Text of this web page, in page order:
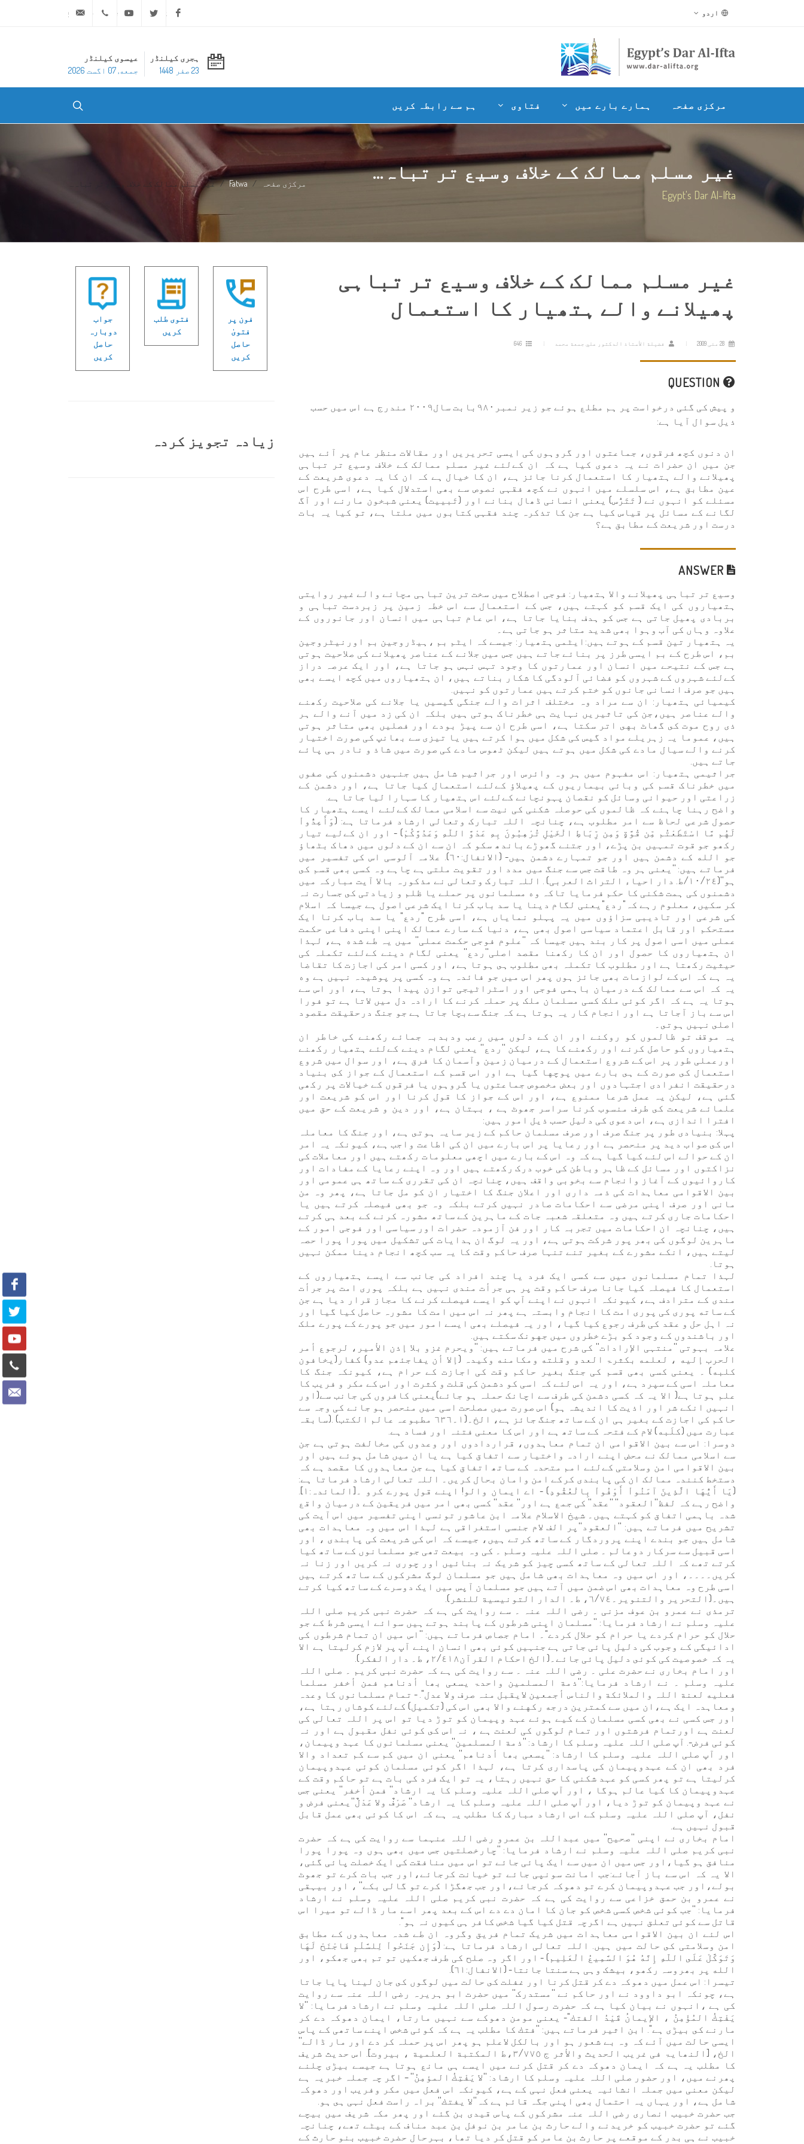
اردو Facebook
Twitter
Youtube
ہجری کیلنڈر
23 صفر 1448
عیسوی کیلنڈر
جمعه, 07 اگست 2026
مرکزی صفحہ ہمارے بارے میں فتاوی ہم سے رابطہ کریں
غیر مسلم ممالک کے خلاف وسیع تر تباہ...
Egypt's Dar Al-Ifta
مرکزی صفحہ Fatwa غیر مسلم ممالک کے خلاف وسیع تر تباہ...
غیر مسلم ممالک کے خلاف وسیع تر تباہی
پھیلانے والے ہتھیار کا استعمال
فضيلة الأستاذ الدكتور علي جمعة محمد 646
و پیش کی گئی درخواست پر ہم مطلع ہوئے جو زیر نمبر٩٨٠بابت سال٢٠٠٩ مندرج ہے اس میں حسب
ذیل سوال آیا ہے:
ان دنوں کچھ فرقوں، جماعتوں اور گروہوں کی ایسی تحریریں اور مقالات منظر عام پر آئے ہیں
جن میں ان حضرات نے یہ دعوی کیا ہے کہ ان كےلئے غیر مسلم ممالک کے خلاف وسیع تر تباہی
پھیلانے والے ہتھیار کا استعمال كرنا جائز ہے، ان کا خیال ہے کہ ان کا یہ دعوی شریعت کے
عین مطابق ہے، اس سلسلے میں انہوں نے کچھ فقہی نصوص سے بھی استدلال کیا ہے، اسی طرح اس
مسئلے کو انہوں نے ( تَتَرُّس) یعنی انسانی ڈھال بنانے اور (تَبییت) یعنی شبخون مارنے اور آگ
لگانے کے مسائل پر قیاس کیا ہے جن کا تذکرہ چند فقہی کتابوں میں ملتا ہے، تو کیا یہ بات
درست اور شریعت کے مطابق ہے؟
وسیع تر تباہی پھیلانے والا ہتھیار: فوجی اصطلاح میں سخت ترین تباہی مچانے والے غیر روایتی
ہتھیاروں کی ایک قسم کو کہتے ہیں، جس کے استعمال سے اس خطہ زمین پر زبردست تباہی و
بربادی پھیل جاتی ہے جس كو ہدف بنايا جاتا ہے، اس عام تباہی میں انسان اور جانوروں کے
علاوہ وہاں کی آب وہوا بھی شدید متاثر ہو جاتی ہے۔
یہ ہتھیار تین قسم کے ہوتے ہیں:ایٹمی ہتھیار: جیسے كہ ایٹم بم ،ہیڈروجین بم اورنیٹروجین
بم، اس طرح کے بم ایسی طرز پر بنائے جاتے ہیں جس میں جلانے کے عناصر پھیلانے کی صلاحیت ہوتی
ہے جس کے نتيحے ميں انسان اور عمارتوں کا وجود تہس نہس ہو جاتا ہے، اور ایک عرصہ دراز
کےلئے شہروں کے شہروں كو فضائی آلودگی کا شکار بناتے ہیں، ان ہتھیاروں میں كچه ایسے بھی
ہيں جو صرف انسانی جانوں كو ختم كرتے ہيں عمارتوں کو نہيں.
کیمیائی ہتھیار: ان سے مراد وہ مختلف اثرات والے جنگی گیسیں یا جلانے کی صلاحیت رکھنے
والے عناصر ہیں،جن کی تاثیریں نہایت ہی خطرناک ہوتی ہیں بلکہ ان کی زد میں آنے والے ہر
ذی روح موت کى گھاٹ بهى اتر سكتا ہے، اسی طرح ان سے پیڑ بودے اور فصلیں بھی متاثر ہوتی
ہیں، عموما یہ زہریلے مواد گیس کی شکل میں ہوا كرتے ہیں يا تیزی سے بھانپ کی صورت اختيار
كرنے والے سیال مادے کی شکل میں ہوتے ہیں لیکن ٹھوس مادے کی صورت میں شاذ و نادر ہی پائے
جاتے ہیں.
جراثیمی ہتھیار: اس مفہوم میں ہر وہ وائرس اور جراثیم شامل ہیں جنہیں دشمنوں کی صفوں
میں خطرناک قسم کی وبائی بیماریوں کے پھیلاؤ کےلئے استعمال کیا جاتا ہے، اور دشمن كے
زراعتی اور حیوانی وسائل کو نقصان پہونچانے کےلئے اس ہتھیار کا سہارا لیا جاتا ہے.
واضح رہنا چاہئے کہ ظالموں کی حوصلہ شکنی کی نیت سے اسلامی ممالک کےلئے ایسے ہتھیار کا
حصول شرعی لحاظ سے امر مطلوب ہے، چنانچہ اللہ تبارک وتعالی ارشاد فرماتا ہے: (وَأَعِدُّواْ
لَهُم مَّا اسْتَطَعْتُم مِّن قُوَّةٍ وَمِن رِّبَاطِ الْخَيْلِ تُرْهِبُونَ بِهِ عَدْوَّ اللّهِ وَعَدُوَّكُمْ) - اور ان کےلیے تیار
رکھو جو قوت تمہیں بن پڑے، اور جتنے گھوڑے باندھ سکو کہ ان سے ان کے دلوں میں دھاک بٹھاؤ
جو الله کے دشمن ہیں اور جو تمہارے دشمن ہيں- (الانفال:٦٠). علامہ آلوسی اس کی تفسیر میں
فرماتے ہیں: ''یعنی ہر وہ طاقت جس سے جنگ میں مدد اور تقویت ملتی ہے چاہے وہ کسی بھی قسم كى
ہو''(١٠/٢٤/ط. دار احیاء التراث العربی) . اللہ تبارک وتعالی نے مذکورہ بالا آیت مبارکہ میں
دشمنوں کی ہمت شکنی کا حکم فرمایا تاکہ وه مسلمانوں پر حملے یا ظلم و زیادتی کى جسارت نہ
كر سكيں، معلوم رہے کہ"ردع"یعنی لگام دینا يا سد باب كرنا ایک شرعی اصول ہے جیسا کہ اسلام
کی شرعی اور تادیبی سزاؤوں میں يہ پہلو نمایاں ہے، اسی طرح "ردع" یا سد باب كرنا ایک
مستحکم اور قابل اعتماد سیاسی اصول بھی ہے، دنیا کے سارے ممالک اپنی اپنی دفاعی حکمت
عملی میں اسی اصول پر کار بند ہیں جیسا کہ ''علوم فوجی حکمت عملی'' میں يہ طے شده ہے، لہذا
ان ہتھیاروں کا حصول اور ان کا رکھنا مقصد اصلی''ردع'' یعنی لگام دینے کےلئے تکملہ کی
حیثیت رکھتا ہے اور مطلوب کا تکملہ بھی مطلوب ہى ہوتا ہے، اور کسی امر کی اجازت کا تقاضا
یہ ہے کہ اس کے لوازمات بھی جائز ہوں پھر اس میں جو فائدہ ہے وہ کسی پر پوشیدہ نہیں ہے وه
يہ کہ اس سے ممالک کے درمیان باہمی فوجی اور اسٹراٹیجی توازن پیدا ہوتا ہے، اور اس سے
ہوتا یہ ہے کہ اگر کوئی ملک کسی مسلمان ملک پر حملہ کرنے کا ارادہ دل میں لاتا ہے تو فورا
اس سے باز آجاتا ہے اور انجام کار یہ ہوتا ہے کہ جنگ سےبچا جاتا ہے جو جنگ درحقيقت مقصود
اصلى نہيں ہوتى۔
یہ موقف تو ظالموں کو روکنے اور ان کے دلوں میں رعب ودبدبہ جمائے رکھنے کی خاطر ان
ہتھیاروں كو حاصل كرنے اور رکھنے کا ہے، ليكن ''ردع'' یعنی لگام دینے کےلئے ہتھیار رکھنے
اورعملی طور پر اس کے شروع استعمال کے درمیان زمین وآسمان کا فرق ہے، اور سوال میں شروع
استعمال كى صورت کے ہى بارے ميں پوچها گيا ہے اور اس قسم كے استعمال كے جواز كى بنياد
درحقیقت انفرادی اجتہادوں اور بعض مخصوص جماعتوں یا گروہوں یا فرقوں کے خیالات پر رکھی
گئی ہے، لیکن یہ عمل شرعا ممنوع ہے، اور اس کے جواز کا قول کرنا اور اس كو شریعت اور
علمائے شريعت كى طرف منسوب كرنا سراسر جھوٹ ہے ، بہتان ہے، اور دین و شریعت کے حق میں
افترا اندازی ہے، اس دعوى کی دلیل حسب ذیل امور ہیں:
پہلا: بنیادی طور پر جنگ صرف اور صرف مسلمان حاکم کے زیر سایہ ہوتى ہے، اور جنگ کا معاملہ
اس کى صواب دید پر منحصر ہے اور رعایا پر اس بارے میں ان کی اطاعت واجب ہے، کيونكہ یہ امر
ان کے حوالے اس لئے كيا گيا ہے کہ وہ اس کے بارے میں اچھی معلومات رکھتے ہیں اور معاملات کی
نزاکتوں اور مسائل کے ظاہر وباطن کی خوب درک رکھتے ہیں اور وہ اپنے رعایا کے مفادات اور
کاروائیوں کے آغاز وانجام سے بخوبی واقف ہیں، چنانچہ ان کی تقرری کے ساتھ ہی عمومی اور
بین الاقوامی معاہدات کی ذمہ داری اور اعلان جنگ کا اختیار ان کو مل جاتا ہے، پھر وہ من
مانی اور صرف اپنی مرضی سے احکامات صادر نہیں کرتے بلکہ وہ جو بھی فیصلہ کرتے ہیں یا
احکامات جاری کرتے ہیں وہ متعلقہ شعبہ جات کے ماہرین کے ساتھ مشورہ كرنے کے بعد ہی کرتے
ہیں، چنانچہ ان احکامات میں تجربہ کار اور فن آزمودہ حضرات اور سیاسی اور فوجی امور کے
ماہرین لوگوں کی بھر پور شرکت ہوتی ہے، اور یہ لوگ ان ہدایات کی تشکیل میں پورا پورا حصہ
لیتے ہیں، انکے مشورے کے بغیر تنے تنہا صرف حاکم وقت کا یہ سب کچھ انجام دینا ممکن نہیں
ہوتا.
لہذا تمام مسلمانوں میں سے کسی ایک فرد یا چند افراد کی جانب سے ایسے ہتھیاروں کے
استعمال کا فیصلہ کیا جانا صرف حاکم وقت پر ہی جرأت مندی نہیں ہے بلکہ پوری امت پر جرأت
مندی کے مترادف ہے، کیونکہ انہوں نے اپنے آپ کو ایسے فیصلے کرنے کا مجاز قرار دیا ہے جن
كے ساته پوری کی پوری امت کا انجام وابستہ ہے پھر نہ اس میں امت کا مشورہ حاصل کیا گیا اور
نہ اہل حل و عقد کی طرف رجوع کیا گیا، اور یہ فیصلے بھی ایسے امور ميں جو پورے کے پورے ملک
اور باشندوں کے وجود کو بڑے خطروں ميں جهونک سكتے ہیں.
علامہ بہوتی ''منتہی الإرادات'' کی شرح میں فرماتے ہیں: ''ویحرم غزو بلا إذن الأمیر، لرجوع أمر
الحرب إلیه ، لعلمه بکثرۃ العدو وقلته ومکامنه وکیدہ (إلا أن یفاجئھم عدو) کفار(یخافون
کلبه) ۔ یعنی کسی بھی قسم کی جنگ بغیر حاکم وقت کی اجازت کے حرام ہے، کیونکہ جنگ کا
معاملہ اسی کے سپرد ہے، اور یہ اس لئے کہ اسی کو دشمن کی قلت و کثرت اور اس کے مکر و فریب کا
علم ہوتا ہے( الا یہ کہ کسی دشمن کی طرف سے اچانک حملہ ہو جائے)یعنی کافروں کی جانب سے(اور
انہیں انکے شر اور اذيت کا اندیشہ ہو) اس صورت میں مصلحت اسی میں منحصر ہو جانے کی وجہ سے
حاكم کی اجازت کے بغیر ہی ان کے ساتھ جنگ جائز ہے، الخ۔(١۔٦٣٦ مطبوعہ عالم الکتب) .(سابقہ
عبارت میں (کلَبه) لام کے فتحہ کے ساتھ ہے اور اس کا معنی فتنہ اور فساد ہے.
دوسرا: اس سے بین الاقوامی ان تمام معاہدوں، قراردادوں اور وعدوں کی مخالفت ہوتی ہے جن
سے اسلامی ممالک نے محض اپنے ارادہ واختیار سے اتفاق کیا ہے یا ان میں شامل ہوئے ہیں اور
بین الاقوامی امن وسلامتی کےلئے امم متحدہ کے ساتھ اتفاق کیا ہے جن معاہدوں كا مقصد ہے کہ
دستخط کنندہ ممالک ان کی پابندی کركے امن وامان بحال كريں۔ اللہ تعالی ارشاد فرماتا ہے:
(يَا أَيُّهَا الَّذِينَ آمَنُواْ أَوْفُواْ بِالْعُقُودِ) - اے ایمان والو! اپنے قول پورے کرو ۔[المائدہ:١].
واضح رہے کہ لفظ''العقود'' ''عقد'' کی جمع ہے اور'' عقد'' کسی بھی امر میں فریقین کے درمیان واقع
شدہ باہمی اتفاق کو کہتے ہیں۔ شیخ الاسلام علامہ ابن عاشور تونسی اپنی تفسیر میں اس آیت کی
تشریح میں فرماتے ہیں: ''العقود''پر الف لام جنسی استغراقی ہے لہذا اس میں وہ معاہدات بھی
شامل ہیں جو بندے اپنے پروردگار کے ساتھ کرتے ہیں، جیسے کہ اس کی شریعت کی پابندی ، اور
اسی قبیل سے سرکار دوعالم ۔ صلی اللہ علیہ وسلم ۔ کی وہ بیعت تھی جو مسلمانوں کے ساتھ کيا
كرتے تھے کہ اللہ تعالی کے ساتھ کسی چیز کو شریک نہ بنائیں اور چوری نہ کریں اور زنا نہ
کریں۔۔۔۔، اور اس میں وہ معاہدات بھی شامل ہیں جو مسلمان لوگ مشرکوں کے ساتھ کرتے ہیں
اسی طرح وہ معاہدات بھی اس ضمن میں آتے ہیں جو مسلمان آپس میں ایک دوسرے کے ساتھ كيا کرتے
ہیں۔(التحریر والتنویر۔٦/٧٤، ط۔ الدار التونیسیة للنشر).
ترمذی نے عمرو بن عوف مزنی ۔ رضی اللہ عنہ ۔ سے روایت کی ہے کہ حضرت نبی کریم صلی اللہ
علیہ وسلم نے ارشاد فرمایا: ''مسلمان اپنی شرطوں کے پابند ہوتے ہیں سوائے ایسی شرط کے جو
حلال کو حرام کردے یا حرام کو حلال کردے"۔ امام جصاص فرماتے ہیں: ''اس میں ان تمام شرطوں کی
ادائیگی کے وجوب کی دلیل پائی جاتی ہے جنہیں کوئی بھی انسان اپنے آپ پر لازم کرلیتا ہے الا
يہ کہ خصوصیت کی کوئى دلیل پائی جائے۔(الخ احکام القرآن٢/٤١٨، ط۔ دار الفکر).
اور امام بخاری نے حضرت علی ۔ رضی اللہ عنہ ۔ سے روایت کی ہے کہ حضرت نبی کریم ۔ صلی اللہ
علیہ وسلم ۔ نے ارشاد فرمایا:''ذمة المسلمین واحدۃ یسعی بھا أدناھم فمن أخفر مسلما
فعلیه لعنة اللہ والملائکة والناس أجمعین لایقبل منہ صرف ولا عدل''. - تمام مسلمانوں کا وعدہ
ومعاہدہ ایک ہے،ان میں سے کمترین درجه رکهنے والا بھی اس کی (تکمیل) کےلئے کوشاں رہتا ہے،
اور جس کسی نے بھی کسی مسلمان کے کیے ہوئے عہد وپیمان کو توڑ دیا تو اس پر اللہ تعالی کی
لعنت ہے اورتمام فرشتوں اور تمام لوگوں کی لعنت ہے ، نہ اس کى کوئی نفل مقبول ہے اور نہ
کوئی فرض-. آپ صلی اللہ علیہ وسلم کا ارشاد: ''ذمة المسلمین'' یعنی مسلمانوں کا عہد وپیمان،
اور آپ صلی اللہ علیہ وسلم کا ارشاد: ''یسعی بھا أدناھم'' یعنی ان میں کم سے کم تعداد والا
فرد بھی ان کے عہدوپیمان کی پاسداری کرتا ہے، لہذا اگر کوئی مسلمان کوئی عہدوپیمان
کرلیتا ہے تو پھر کسی کو عہد شکنی کا حق نہیں رہتا، یہ تو ایک فرد کی بات ہے تو حاکم وقت كے
عہدوپیمان کا کیا عالم ہوگا ، اور آپ صلی اللہ علیہ وسلم کا یہ ارشاد'' فمن أخفر'' یعنی جس
نے عہد وپیمان کو توڑ دیا، اور آپ صلی اللہ علیہ وسلم کا یہ ارشاد'' صَرْفٌ ولا عَدْلٌ''یعنی فرض و
نفل، آپ صلی اللہ علیہ وسلم کے اس ارشاد مبارک کا مطلب یہ ہے کہ اس کا کوئی بھی عمل قابل
قبول نہیں ہے.
امام بخاری نے اپنی ''صحیح'' میں عبداللہ بن عمرو رضی اللہ عنہما سے روایت کی ہے کہ حضرت
نبی کریم صلی اللہ علیہ وسلم نے ارشاد فرمایا: ''چارخصلتیں جس میں بھی ہوں وہ پورا پورا
منافق ہو گیا،اور جس میں ان میں سے ایک پائی جائے تو اس میں منافقت کی ایک خصلت پائی گئی،
الا یہ کہ اس سے باز آجائے:جب امانت سونپی جائے تو خیانت کرجائے،اور جب بات کرے تو جھوٹ
بولے،اور جب عہدوپیمان کرے تو دھوکہ کرجائے،اور جب جھگڑا کرے تو گالی بكے'' ، اور بیہقی
نے عمرو بن حمق خزاعی سے روایت کی ہے کہ حضرت نبی کریم صلی اللہ علیہ وسلم نے ارشاد
فرمایا: ''جب کوئی شخص کسی شخص کو جان کا امان دے دے اس کے بعد پھر اسے مار ڈالے تو میرا اس
قاتل سے کوئی تعلق نہیں ہے اگرچہ قتل کیا گیا شخص کافر ہی کیوں نہ ہو''.
اس لئے ان بین الاقوامی معاہدات میں شریک تمام فریق وگروہ ان طے شدہ معاہدوں کے مطابق
امن وسلامتی كى حالت میں ہیں. اللہ تعالی ارشاد فرماتا ہے: (وَإِن جَنَحُواْ لِلسَّلْمِ فَاجْنَحْ لَهَا
وَتَوَكَّلْ عَلَى اللّهِ إِنَّهُ هُوَ السَّمِيعُ الْعَلِيم) - اور اگر وہ صلح کی طرف جھکیں تو تم بھی جھکو، اور
الله پر بھروسہ رکھو، بیشک وہی ہے سنتا جانتا- (الانفال:٦١).
تیسرا: اس عمل میں دھوکہ دے کر قتل کرنا اور غفلت كى حالت ميں لوگوں کى جان لینا پايا جاتا
ہے، چونكہ ابو داوود نے اور حاکم نے ''مستدرک'' میں حضرت ابو ہریرہ رضی اللہ عنہ سے روایت
کی ہے ،انہوں نے بیان کیا ہے کہ حضرت رسول اللہ صلی اللہ علیہ وسلم نے ارشاد فرمایا: ''لا
یَفْتِكُ المُؤْمِنُ ، الإیمانُ قَیْدُ الفتك''- یعنی مومن دھوکے سے نہیں مارتا، ایمان دھوکہ دے کر
مارنے كى بیڑی ہے''. ابن اثیر فرماتے ہیں: ''فتك کا مطلب یہ ہے کہ کوئی شخص اپنے ساتھی کے پاس
ایسی حالت میں آئے کہ وہ بے شعور ہو اور بالکل لاعلم ہو پھر اس پر حملہ کر دے اور مار ڈالے''
الخ، [النھایۃ فی غریب الحدیث والأثر ج ٣/٧٧٥،ط المکتبة العلمیة ، بیروت]. اس حدیث شریف
کا مطلب یہ ہے کہ ایمان دھوکہ دے کر قتل کرنے ميں ایسے ہی مانع ہوتا ہے جیسے بیڑی چلنے
پھرنے ميں، اور حضور صلی اللہ علیہ وسلم کا ارشاد: ''لا یَفْتِكُ المؤمِنُ'' – اگر چہ جملہ خبریہ ہے
لیکن معنی میں جملہ انشائیہ یعنی فعل نہی کے ہے، کیونکہ اس فعل میں مکر وفریب اور دھوکہ
شامل ہے، اور یہاں یہ احتمال بھی اپنی جگہ قائم ہے کہ''لا یفتك'' براہ راست فعل نہی ہى ہو.
جب حضرت خبیب انصاری رضی اللہ عنہ مشرکوں کے پاس قیدی بن گئے اور پھر مکہ شریف میں بیچے
گئے تو حضرت خبیب کو خریدنے والے حارث بن عامر بن نوفل بن عبد مناف کے بیٹے تھے، چنانچہ
خبیب نے ہی بدر کے موقعے پر حارث بن عامر کو قتل كر ديا تھا، بہرحال حضرت خبیب بنو حارث کے
فون پر
فتویٰ
حاصل
کریں
فتوی طلب
کریں
جواب
دوبارہ
حاصل
کریں
زیادہ تجویز کردہ